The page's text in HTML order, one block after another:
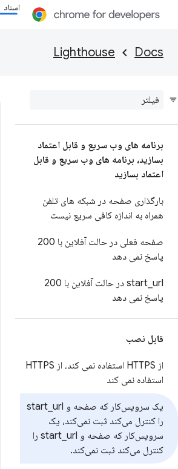
اسناد
Docs
Lighthouse
برنامه های وب سریع و قابل اعتماد
بسازید، برنامه های وب سریع و قابل
اعتماد بسازید
بارگذاری صفحه در شبکه های تلفن
همراه به اندازه کافی سریع نیست
صفحه فعلی در حالت آفلاین با 200
پاسخ نمی دهد
start
url در حالت آفلاین با 200
پاسخ نمی دهد
قابل نصب
از HTTPS استفاده نمی کند، از HTTPS
استفاده نمی کند
یک سرویس‌کار که صفحه و start url
را کنترل می‌کند ثبت نمی‌کند، یک
سرویس‌کار که صفحه و start
url را
کنترل می‌کند ثبت نمی‌کند.